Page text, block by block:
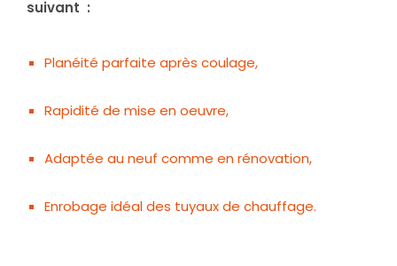
suivant :
Planéité parfaite après coulage,
Rapidité de mise en oeuvre,
Adaptée au neuf comme en rénovation,
Enrobage idéal des tuyaux de chauffage.